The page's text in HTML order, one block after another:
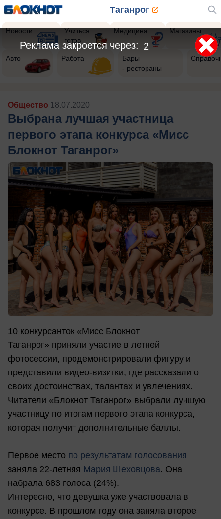
Таганрог
Новости
Учиться
готов
Медицина Магазины
Авто Работа
Бары
- рестораны
Общество 18.07.2020
Выбрана лучшая участница
первого этапа конкурса «Мисс
Блокнот Таганрог»
10 конкурсанток «Мисс Блокнот
Таганрог» приняли участие в летней
фотосессии, продемонстрировали фигуру и
представили видео-визитки, где рассказали о
своих достоинствах, талантах и увлечениях.
Читатели «Блокнот Таганрог» выбрали лучшую
участницу по итогам первого этапа конкурса,
которая получит дополнительные баллы.
Первое место по результатам голосования
заняла 22-летняя Мария Шеховцова. Она
набрала 683 голоса (24%).
Интересно, что девушка уже участвовала в
конкурсе. В прошлом году она заняла второе